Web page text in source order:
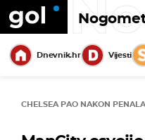
Dnevnik.hr Vijesti
CHELSEA PAO NAKON PENALA